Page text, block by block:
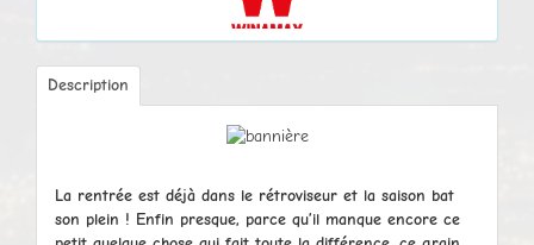
Description
La rentrée est déjà dans le rétroviseur et la saison bat
son plein ! Enfin presque, parce qu’il manque encore ce